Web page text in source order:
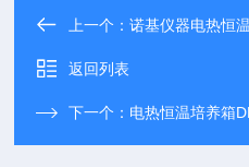
上一个：诺基仪器电热恒
返回列表
下一个： 电热恒温培养箱